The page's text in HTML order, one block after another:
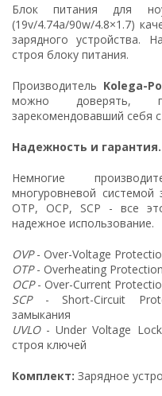
Блок питания для
(19v/4.74a/90w/4.8×1.7)
зарядного устройства.
строя блоку питания.
Производитель Kolega-
можно доверять,
зарекомендовавший себя
Надежность и гарантия.
Немногие
многуровневой
OTP, OCP, SCP - все
надежное использование.
OVP- Over-Voltage
OTP- Overheating
OCP- Over-Current
SCP- Short-Circuit
замыкания
UVLO- Under Voltage
строя ключей
Комплект: Зарядное